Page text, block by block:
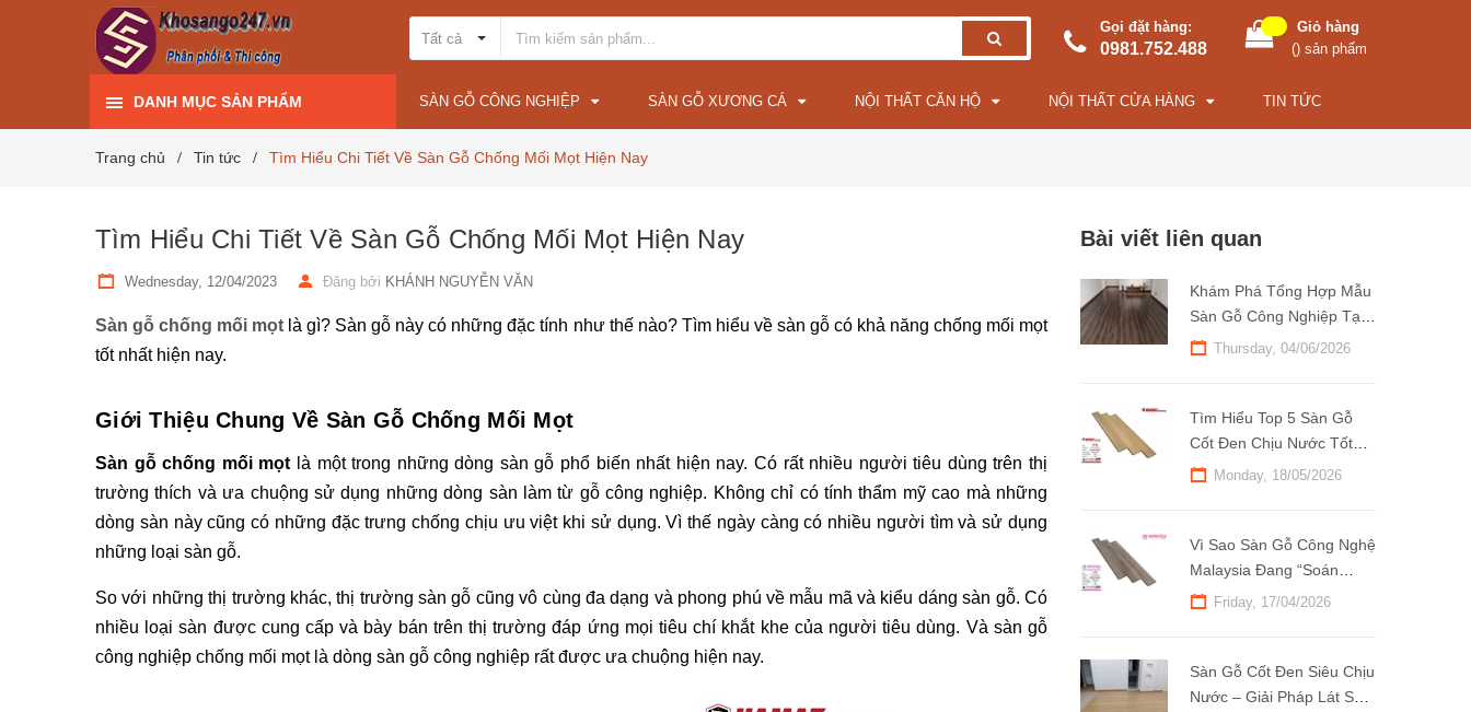
Tất cả
Gọi đặt hàng:
0981.752.488
Giỏ hàng
() sản phẩm
DANH MỤC SẢN PHẨM SÀN GỖ CÔNG NGHIỆP SÀN GỖ XƯƠNG CÁ NỘI THẤT CĂN HỘ NỘI THẤT CỬA HÀNG TIN TỨC
Trang chủ / Tin tức / Tìm Hiểu Chi Tiết Về Sàn Gỗ Chống Mối Mọt Hiện Nay
Tìm Hiểu Chi Tiết Về Sàn Gỗ Chống Mối Mọt Hiện Nay
Wednesday, 12/04/2023 Đăng bởi KHÁNH NGUYỄN VĂN
Sàn gỗ chống mối mọt là gì? Sàn gỗ này có những đặc tính như thế nào? Tìm hiểu về sàn gỗ có khả năng chống mối mọt
tốt nhất hiện nay.
Giới Thiệu Chung Về Sàn Gỗ Chống Mối Mọt
Sàn gỗ chống mối mọt là một trong những dòng sàn gỗ phổ biến nhất hiện nay. Có rất nhiều người tiêu dùng trên thị
trường thích và ưa chuộng sử dụng những dòng sàn làm từ gỗ công nghiệp. Không chỉ có tính thẩm mỹ cao mà những
dòng sàn này cũng có những đặc trưng chống chịu ưu việt khi sử dụng. Vì thế ngày càng có nhiều người tìm và sử dụng
những loại sàn gỗ.
So với những thị trường khác, thị trường sàn gỗ cũng vô cùng đa dạng và phong phú về mẫu mã và kiểu dáng sàn gỗ. Có
nhiều loại sàn được cung cấp và bày bán trên thị trường đáp ứng mọi tiêu chí khắt khe của người tiêu dùng. Và sàn gỗ
công nghiệp chống mối mọt là dòng sàn gỗ công nghiệp rất được ưa chuộng hiện nay.
Bài viết liên quan
Khám Phá Tổng Hợp Mẫu
Sàn Gỗ Công Nghiệp Tại
Kho Sàn Gỗ 247
Thursday, 04/06/2026
Tìm Hiểu Top 5 Sàn Gỗ
Cốt Đen Chịu Nước Tốt
Nhất Hiện Nay
Monday, 18/05/2026
Vì Sao Sàn Gỗ Công Nghệ
Malaysia Đang “Soán
Ngôi” Hàng Nhập Khẩu?
Friday, 17/04/2026
Sàn Gỗ Cốt Đen Siêu Chịu
Nước – Giải Pháp Lát Sàn